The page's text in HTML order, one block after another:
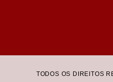
TODOS OS DIREITOS